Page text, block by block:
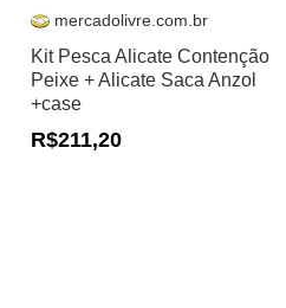
mercadolivre.com.br
Kit Pesca Alicate Contenção
Peixe + Alicate Saca Anzol
+case
R$211,20